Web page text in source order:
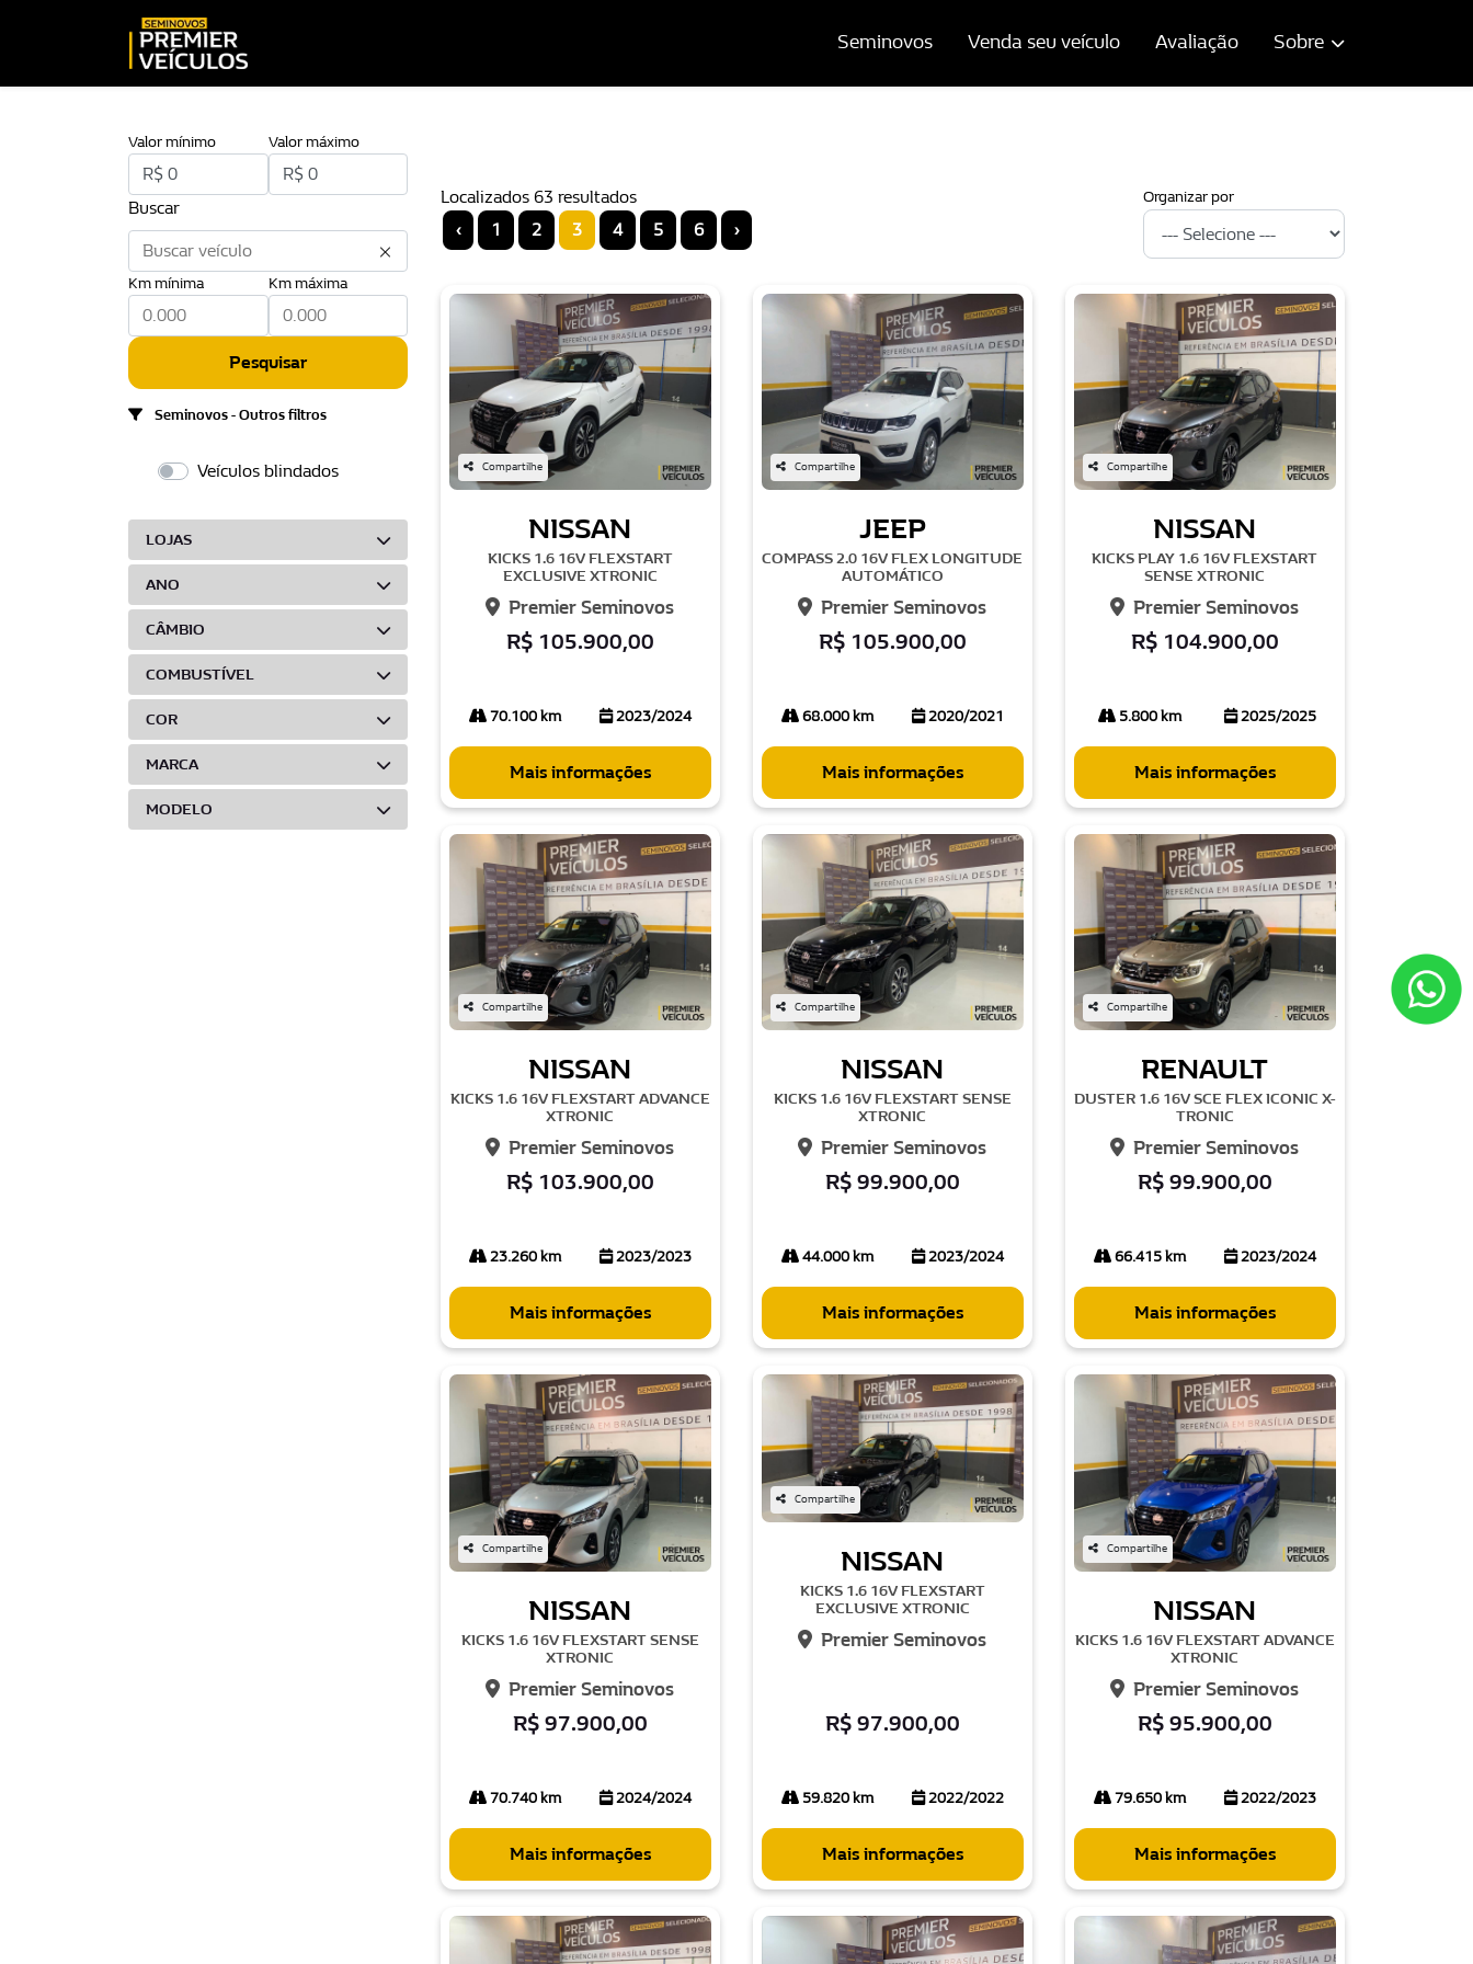
Seminovos Venda seu veículo Avaliação Sobre
Valor mínimo Valor máximo
Buscar
Km mínima Km máxima
Pesquisar
Seminovos - Outros filtros
Veículos blindados
LOJAS
ANO
CÂMBIO
COMBUSTÍVEL
COR
MARCA
MODELO
Localizados 63 resultados
‹
1 2 3 4 5 6 ›
Organizar por
Compartilhe
NISSAN
KICKS 1.6 16V FLEXSTART
EXCLUSIVE XTRONIC
Premier Seminovos
R$ 105.900,00
70.100 km 2023/2024
Mais informações
Compartilhe
JEEP
COMPASS 2.0 16V FLEX LONGITUDE
AUTOMÁTICO
Premier Seminovos
R$ 105.900,00
68.000 km 2020/2021
Mais informações
Compartilhe
NISSAN
KICKS PLAY 1.6 16V FLEXSTART
SENSE XTRONIC
Premier Seminovos
R$ 104.900,00
5.800 km 2025/2025
Mais informações
Compartilhe
NISSAN
KICKS 1.6 16V FLEXSTART ADVANCE
XTRONIC
Premier Seminovos
R$ 103.900,00
23.260 km 2023/2023
Mais informações
Compartilhe
NISSAN
KICKS 1.6 16V FLEXSTART SENSE
XTRONIC
Premier Seminovos
R$ 99.900,00
44.000 km 2023/2024
Mais informações
Compartilhe
RENAULT
DUSTER 1.6 16V SCE FLEX ICONIC X-
TRONIC
Premier Seminovos
R$ 99.900,00
66.415 km 2023/2024
Mais informações
Compartilhe
NISSAN
KICKS 1.6 16V FLEXSTART SENSE
XTRONIC
Premier Seminovos
R$ 97.900,00
70.740 km 2024/2024
Mais informações
Compartilhe
NISSAN
KICKS 1.6 16V FLEXSTART
EXCLUSIVE XTRONIC
Premier Seminovos
R$ 97.900,00
59.820 km 2022/2022
Mais informações
Compartilhe
NISSAN
KICKS 1.6 16V FLEXSTART ADVANCE
XTRONIC
Premier Seminovos
R$ 95.900,00
79.650 km 2022/2023
Mais informações